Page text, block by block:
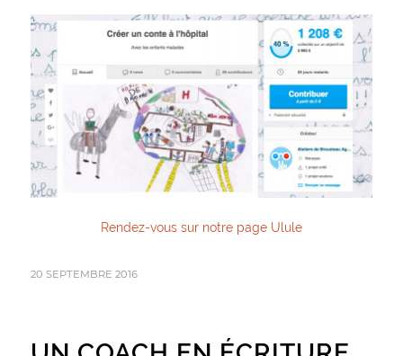
Rendez-vous sur notre page Ulule
20 SEPTEMBRE 2016